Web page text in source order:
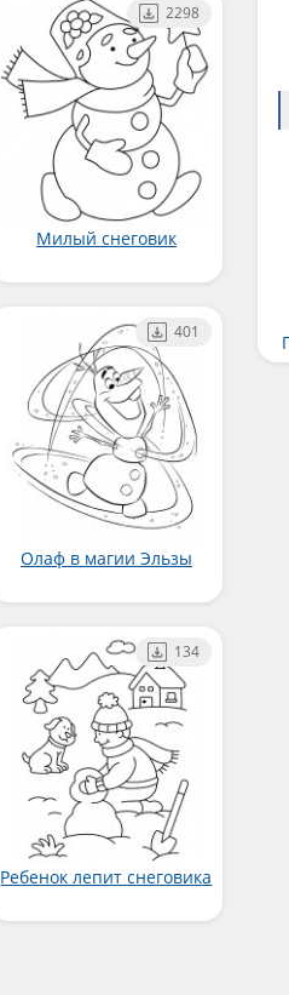
Милый снеговик
2298
Олаф в магии Эльзы
401
Ребенок лепит снеговика
134